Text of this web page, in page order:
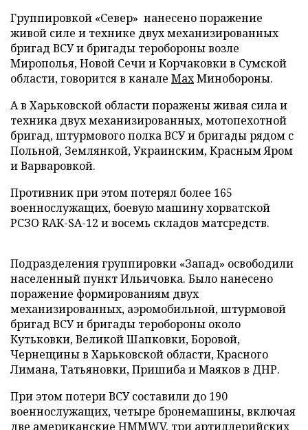
Группировкой «Север» нанесено поражение
живой силе и технике двух механизированных
бригад ВСУ и бригады теробороны возле
Мирополья, Новой Сечи и Корчаковки в Сумской
области, говорится в канале MaxМинобороны.
А в Харьковской области поражены живая сила и
техника двух механизированных, мотопехотной
бригад, штурмового полка ВСУ и бригады рядом с
Польной, Землянкой, Украинским, Красным Яром
и Варваровкой.
Противник при этом потерял более 165
военнослужащих, боевую машину хорватской
РСЗО RAK-SA-12 и восемь складов матсредств.
Подразделения группировки «Запад» освободили
населенный пункт Ильичовка. Было нанесено
поражение формированиям двух
механизированных, аэромобильной, штурмовой
бригад ВСУ и бригады теробороны около
Кутьковки, Великой Шапковки, Боровой,
Чернещины в Харьковской области, Красного
Лимана, Татьяновки, Пришиба и Маяков в ДНР.
При этом потери ВСУ составили до 190
военнослужащих, четыре бронемашины, включая
две американские HMMWV, три артиллерийских